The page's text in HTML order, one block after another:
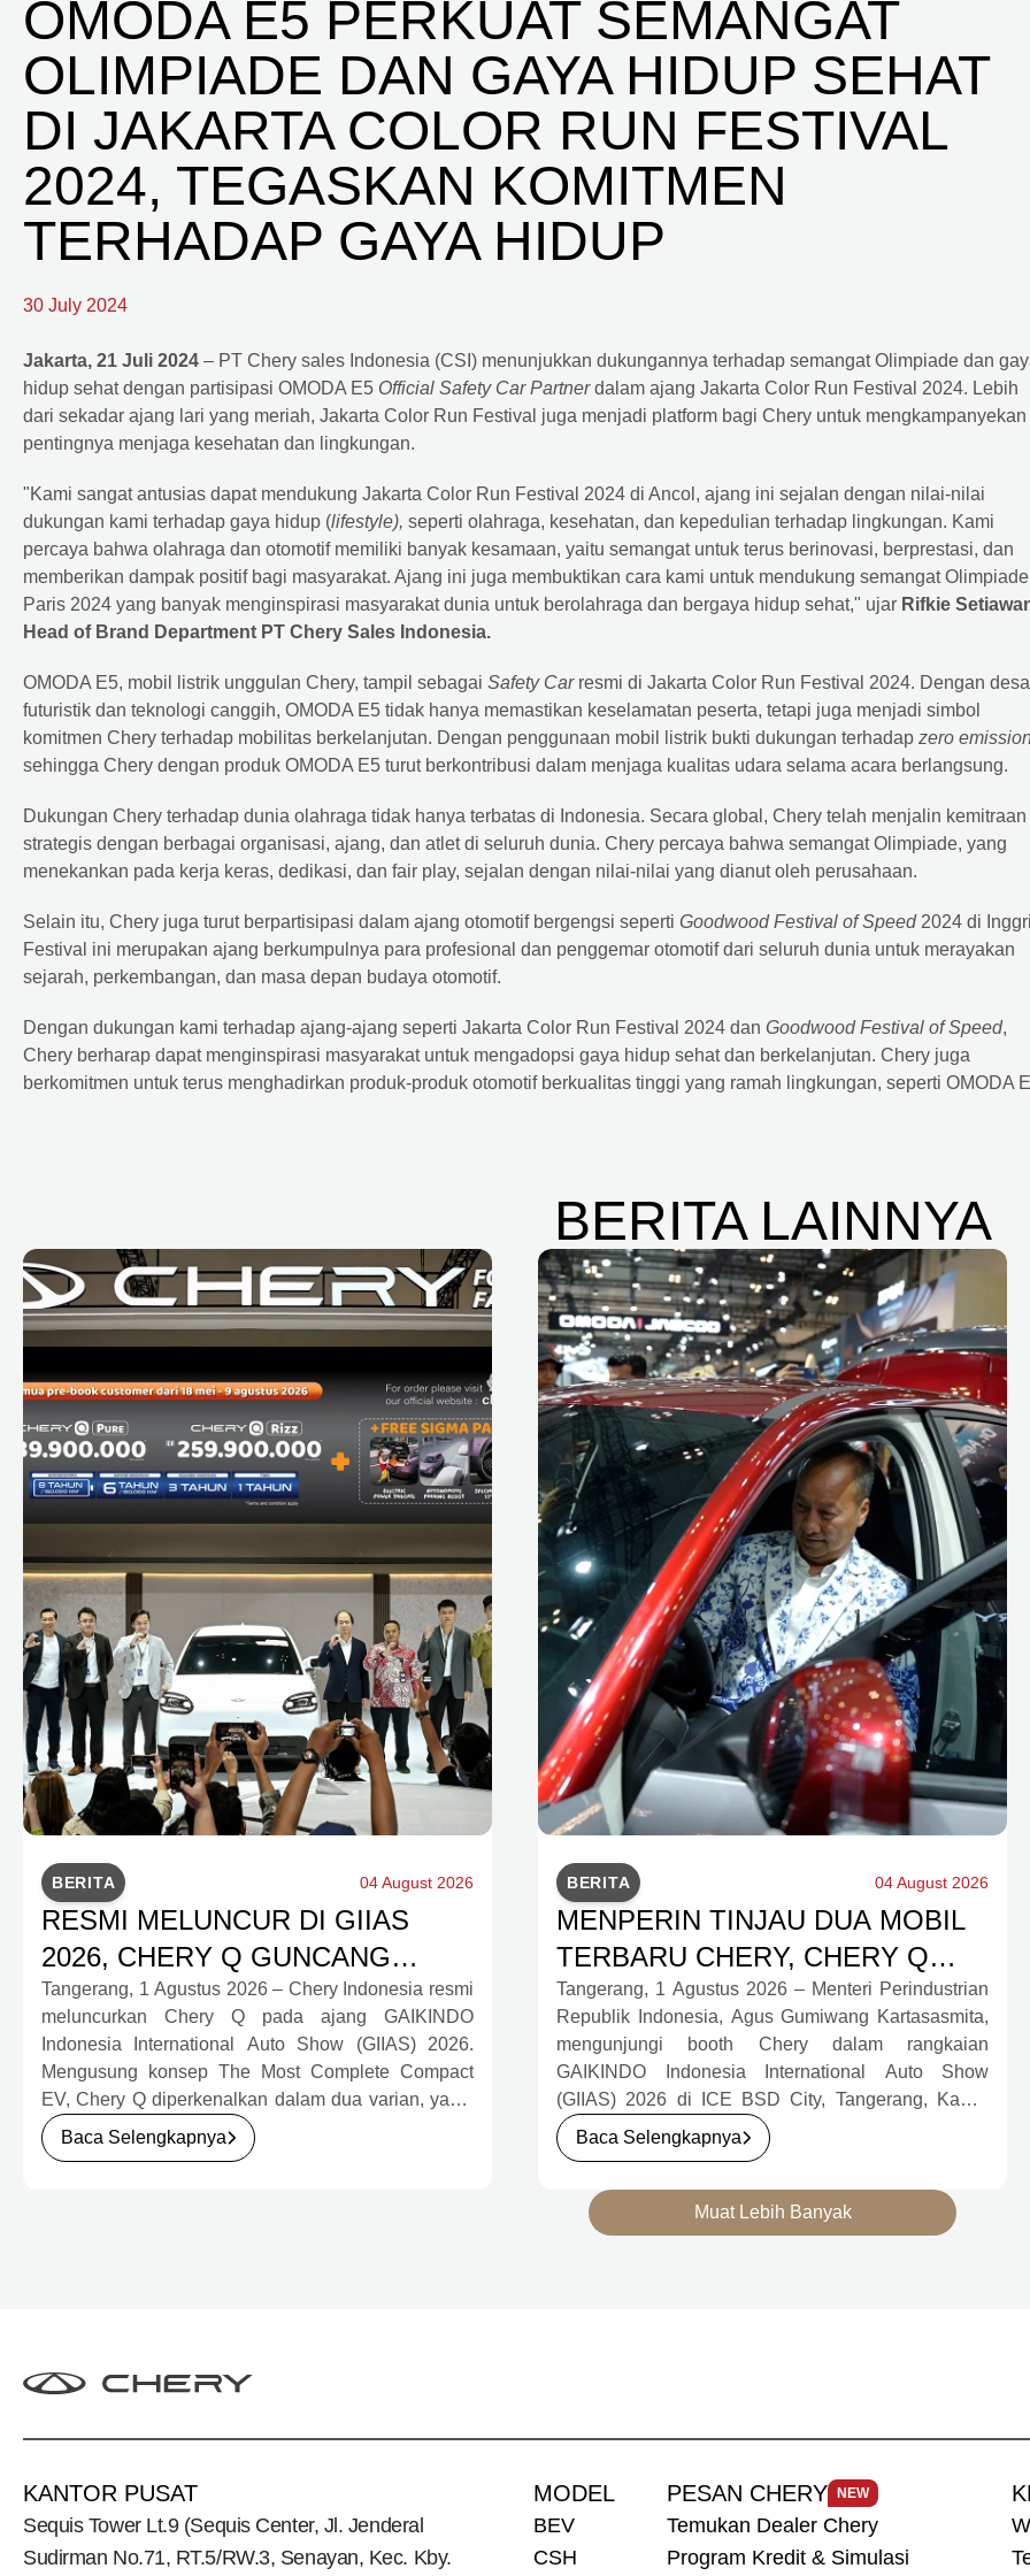
OMODA E5 PERKUAT SEMANGAT
OLIMPIADE DAN GAYA HIDUP SEHAT
DI JAKARTA COLOR RUN FESTIVAL
2024, TEGASKAN KOMITMEN
TERHADAP GAYA HIDUP
30 July 2024
Jakarta, 21 Juli 2024 – PT Chery sales Indonesia (CSI) menunjukkan dukungannya terhadap semangat Olimpiade dan
hidup sehat dengan partisipasi OMODA E5 Official Safety Car Partnerdalam ajang Jakarta Color Run Festival 2024. Lebih
dari sekadar ajang lari yang meriah, Jakarta Color Run Festival juga menjadi platform bagi Chery untuk mengkampanyekan
pentingnya menjaga kesehatan dan lingkungan.
"Kami sangat antusias dapat mendukung Jakarta Color Run Festival 2024 di Ancol, ajang ini sejalan dengan nilai-nilai
dukungan kami terhadap gaya hidup (lifestyle), seperti olahraga, kesehatan, dan kepedulian terhadap lingkungan. Kami
percaya bahwa olahraga dan otomotif memiliki banyak kesamaan, yaitu semangat untuk terus berinovasi, berprestasi, dan
memberikan dampak positif bagi masyarakat. Ajang ini juga membuktikan cara kami untuk mendukung semangat Olimpiade
Paris 2024 yang banyak menginspirasi masyarakat dunia untuk berolahraga dan bergaya hidup sehat," ujar Rifkie
Head of Brand Department PT Chery Sales Indonesia.
OMODA E5, mobil listrik unggulan Chery, tampil sebagai Safety Car resmi di Jakarta Color Run Festival 2024. Dengan
futuristik dan teknologi canggih, OMODA E5 tidak hanya memastikan keselamatan peserta, tetapi juga menjadi simbol
komitmen Chery terhadap mobilitas berkelanjutan. Dengan penggunaan mobil listrik bukti dukungan terhadap zero
sehingga Chery dengan produk OMODA E5 turut berkontribusi dalam menjaga kualitas udara selama acara berlangsung.
Dukungan Chery terhadap dunia olahraga tidak hanya terbatas di Indonesia. Secara global, Chery telah menjalin kemitraan
strategis dengan berbagai organisasi, ajang, dan atlet di seluruh dunia. Chery percaya bahwa semangat Olimpiade, yang
menekankan pada kerja keras, dedikasi, dan fair play, sejalan dengan nilai-nilai yang dianut oleh perusahaan.
Selain itu, Chery juga turut berpartisipasi dalam ajang otomotif bergengsi seperti Goodwood Festival of Speed ​​ 2024 di
Festival ini merupakan ajang berkumpulnya para profesional dan penggemar otomotif dari seluruh dunia untuk merayakan
sejarah, perkembangan, dan masa depan budaya otomotif.
Dengan dukungan kami terhadap ajang-ajang seperti Jakarta Color Run Festival 2024 dan Goodwood Festival of Speed,
Chery berharap dapat menginspirasi masyarakat untuk mengadopsi gaya hidup sehat dan berkelanjutan. Chery juga
berkomitmen untuk terus menghadirkan produk-produk otomotif berkualitas tinggi yang ramah lingkungan, seperti OMODA
BERITA LAINNYA
BERITA 04 August 2026
RESMI MELUNCUR DI GIIAS
2026, CHERY Q GUNCANG
PASAR OTOMOTIF MELALUI
HARGA SPESIAL MULAI RP239,9
JUTA
Tangerang, 1 Agustus 2026 – Chery Indonesia resmi
meluncurkan Chery Q pada ajang GAIKINDO
Indonesia International Auto Show (GIIAS) 2026.
Mengusung konsep The Most Complete Compact
EV, Chery Q diperkenalkan dalam dua varian, yakni
Chery Q Pure dan Chery Q Rizz, untuk
mengakomodasi kebutuhan mobilitas serta
Baca Selengkapnya
BERITA 04 August 2026
MENPERIN TINJAU DUA MOBIL
TERBARU CHERY, CHERY Q
DAN J6T CSH YANG JADI
SOROTAN DI GIIAS 2026
Tangerang, 1 Agustus 2026 – Menteri Perindustrian
Republik Indonesia, Agus Gumiwang Kartasasmita,
mengunjungi booth Chery dalam rangkaian
GAIKINDO Indonesia International Auto Show
(GIIAS) 2026 di ICE BSD City, Tangerang, Kamis
(30/7). Dalam kunjungan tersebut, Menteri
Perindustrian meninjau dua produk elektrifikasi
mobilitas perkotaan, serta J6T RCSH, SUV
berteknologi Range-Extended Electric Vehicle
Baca Selengkapnya
Muat Lebih Banyak
KANTOR PUSAT
Sequis Tower Lt.9 (Sequis Center, Jl. Jenderal
Sudirman No.71, RT.5/RW.3, Senayan, Kec. Kby.
MODEL
BEV
CSH
PESAN CHERY NEW
Temukan Dealer Chery
Program Kredit & Simulasi